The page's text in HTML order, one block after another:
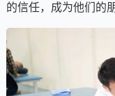
的信任，成为他们的